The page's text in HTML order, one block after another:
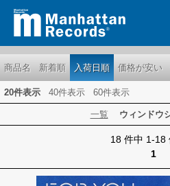
商品名 新着順 入荷日順 価格が安い
20件表示 40件表示 60件表示
一覧 ウィンドウ
18 件中 1-18
1